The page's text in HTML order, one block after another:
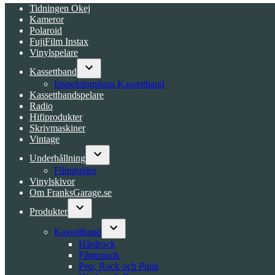
Tidningen Okej
Kameror
Polaroid
FujiFilm Instax
Vinylspelare
Kassettband
Open
dropdown
menu
Inspelningsbara Kassettband
Kassettbandspelare
Radio
Hifiprodukter
Skrivmaskiner
Vintage
Underhållning
Open
Filmguider
Vinylskivor
Om FranksGarage.se
Produkter
Open
dropdown
menu
Kassettband
Open
dropdown
menu
Hårdrock
Filmmusik
Pop, Rock och Punk